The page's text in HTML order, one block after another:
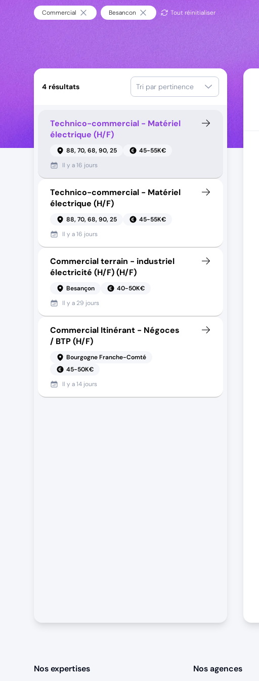
Commercial Besancon Tout réinitialiser
4 résultats Tri par pertinence
Technico-commercial - Matériel
électrique (H/F)
88, 70, 68, 90, 25
45-55K€
Il y a16 jours
Technico-commercial - Matériel
électrique (H/F)
88, 70, 68, 90, 25
45-55K€
Il y a16 jours
Commercial terrain - industriel
électricité (H/F) (H/F)
Besançon
40-50K€
Il y a 29 jours
Commercial Itinérant - Négoces
/ BTP (H/F)
Bourgogne Franche-Comté
45-50K€
Il y a14 jours
Nos expertises
Nos agences